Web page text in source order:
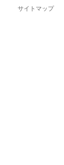
サイトマップ